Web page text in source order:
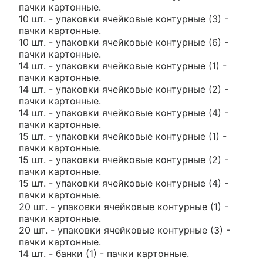
пачки картонные.
10 шт. - упаковки ячейковые контурные (3) -
пачки картонные.
10 шт. - упаковки ячейковые контурные (6) -
пачки картонные.
14 шт. - упаковки ячейковые контурные (1) -
пачки картонные.
14 шт. - упаковки ячейковые контурные (2) -
пачки картонные.
14 шт. - упаковки ячейковые контурные (4) -
пачки картонные.
15 шт. - упаковки ячейковые контурные (1) -
пачки картонные.
15 шт. - упаковки ячейковые контурные (2) -
пачки картонные.
15 шт. - упаковки ячейковые контурные (4) -
пачки картонные.
20 шт. - упаковки ячейковые контурные (1) -
пачки картонные.
20 шт. - упаковки ячейковые контурные (3) -
пачки картонные.
14 шт. - банки (1) - пачки картонные.